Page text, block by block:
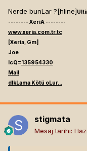
Nerde bunLar ?[hline]
-------- XeriA --------
www.xeria.com.tr.tc
[Xeria, Gm]
Joe
IcQ=135954330
Mail
dIkLama Kötü oLur...
stigmata
Mesaj tarihi: